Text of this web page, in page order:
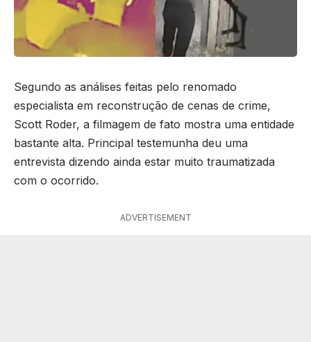
Segundo as análises feitas pelo renomado
especialista em reconstrução de cenas de crime,
Scott Roder, a filmagem de fato mostra uma entidade
bastante alta. Principal testemunha deu uma
entrevista dizendo ainda estar muito traumatizada
com o ocorrido.
ADVERTISEMENT